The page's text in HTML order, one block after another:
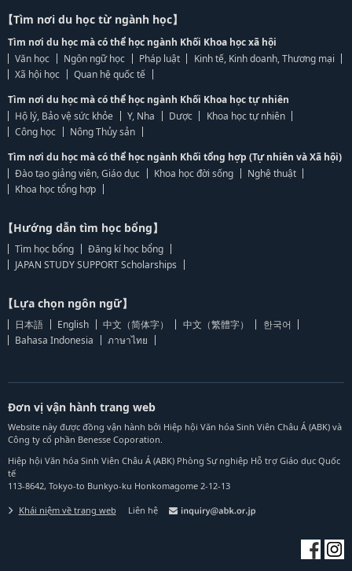
【Tìm nơi du học từ ngành học】
Tìm nơi du học mà có thể học ngành Khối Khoa học xã hội
Văn học
Ngôn ngữ học Pháp luật
Kinh tế, Kinh doanh, Thương mại
Xã hội học
Quan hệ quốc tế
Tìm nơi du học mà có thể học ngành Khối Khoa học tự nhiên
Hộ lý, Bảo vệ sức khỏe
Y, Nha Dược
Khoa học tự nhiên
Công học
Nông Thủy sản
Tìm nơi du học mà có thể học ngành Khối tổng hợp (Tự nhiên và Xã hội)
Đào tạo giảng viên, Giáo dục
Khoa học đời sống
Nghệ thuật
Khoa học tổng hợp
【Hướng dẫn tìm học bổng】
Tìm học bổng
Đăng kí học bổng
JAPAN STUDY SUPPORT Scholarships
【Lựa chọn ngôn ngữ】
日本語 English 中文（简体字） 中文（繁體字）
한국어
Bahasa Indonesia
ภาษาไทย
Đơn vị vận hành trang web
Website này được đồng vận hành bởi Hiệp hội Văn hóa Sinh Viên Châu Á (ABK) và
Công ty cổ phần Benesse Coporation.
Hiệp hội Văn hóa Sinh Viên Châu Á (ABK) Phòng Sự nghiệp Hỗ trợ Giáo dục Quốc
tế
113-8642, Tokyo-to Bunkyo-ku Honkomagome 2-12-13
Khái niệm về trang web Liên hệ